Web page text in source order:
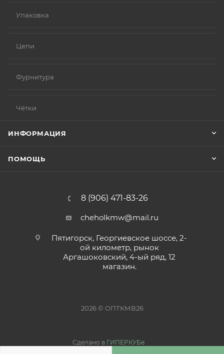
Упаковка
Цепи
Фурнитура
Чётки
ИНФОРМАЦИЯ
ПОМОЩЬ
8 (906) 471-83-26
cheholkmw@mail.ru
Пятигорск, Георгиевское шоссе, 2-
ой километр, рынок
Аргашоковский, 4-ый ряд, 12
магазин.
2026 © ОПТКМВ26
Сделано в ГИПЕРКУБе